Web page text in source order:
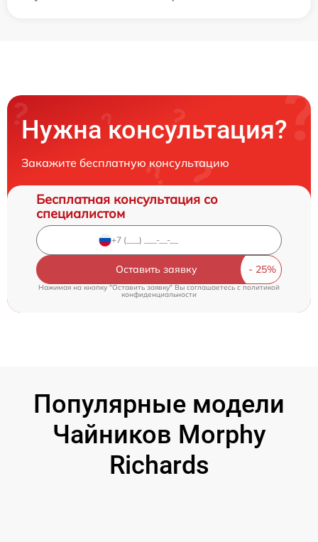
Нужна консультация?
Закажите бесплатную консультацию
Бесплатная консультация со
специалистом
Оставить заявку
Нажимая на кнопку "Оставить заявку" Вы соглашаетесь cполитикой
конфиденциальности
Популярные модели
Чайников Morphy
Richards